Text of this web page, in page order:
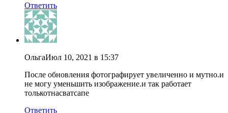
Ответить
ОльгаИюл 10, 2021 в 15:37
После обновления фотографирует увеличенно и мутно.и
не могу уменьшить изображение.и так работает
толькотнасватсапе
Ответить